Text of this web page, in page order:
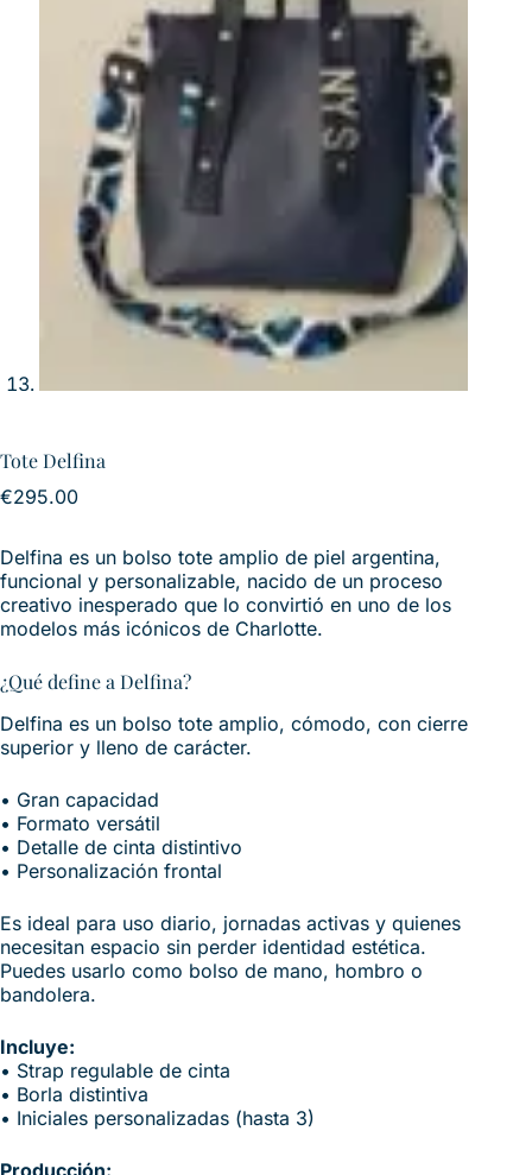
Tote Delfina
€295.00
Delfina es un bolso tote amplio de piel argentina,
funcional y personalizable, nacido de un proceso
creativo inesperado que lo convirtió en uno de los
modelos más icónicos de Charlotte.
¿Qué define a Delfina?
Delfina es un bolso tote amplio, cómodo, con cierre
superior y lleno de carácter.
• Gran capacidad
• Formato versátil
• Detalle de cinta distintivo
• Personalización frontal
Es ideal para uso diario, jornadas activas y quienes
necesitan espacio sin perder identidad estética.
Puedes usarlo como bolso de mano, hombro o
bandolera.
Incluye:
• Strap regulable de cinta
• Borla distintiva
• Iniciales personalizadas (hasta 3)